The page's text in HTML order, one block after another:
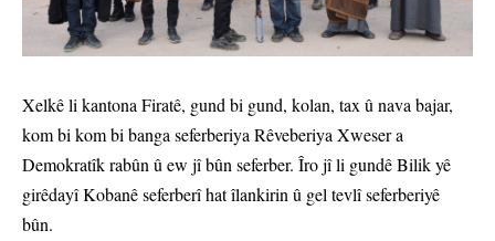
Xelkê li kantona Firatê, gund bi gund, kolan, tax û nava bajar,
kom bi kom bi banga seferberiya Rêveberiya Xweser a
Demokratîk rabûn û ew jî bûn seferber. Îro jî li gundê Bilik yê
girêdayî Kobanê seferberî hat îlankirin û gel tevlî seferberiyê
bûn.